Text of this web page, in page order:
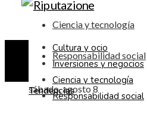
Ciencia y tecnología
Responsabilidad social
sábado, agosto 8
Cultura y ocio
Inversiones y negocios
Ciencia y tecnología
Responsabilidad social
Tendencias